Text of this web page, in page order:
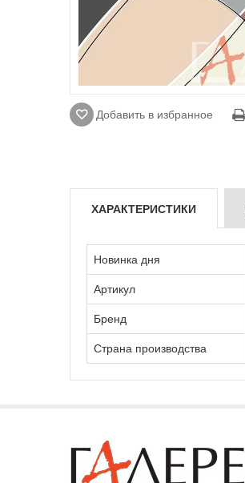
Добавить в избранное
ХАРАКТЕРИСТИКИ
Новинка дня
Артикул
Бренд
Страна производства